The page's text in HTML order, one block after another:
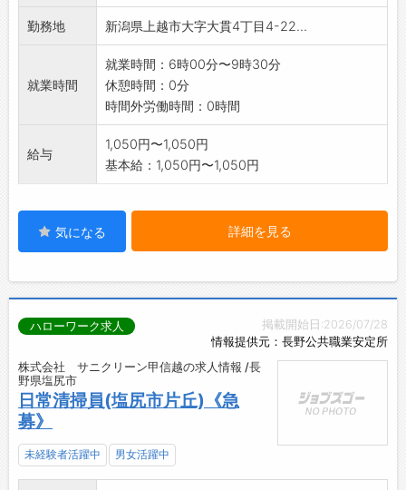
※8名所属し、5体制で清掃作業を行います。
※60歳以上の方の応募も歓迎します。
【変更範囲:変更なし】
勤務地 新潟県上越市大字大貫4丁目4-22...
就業時間
就業時間：6時00分〜9時30分
休憩時間：0分
時間外労働時間：0時間
給与
1,050円〜1,050円
基本給：1,050円〜1,050円
気になる 詳細を見る
掲載開始日:2026/07/28
情報提供元：長野公共職業安定所
ハローワーク求人
株式会社 サニクリーン甲信越の求人情報 /長
野県塩尻市
日常清掃員(塩尻市片丘)《急
募》
未経験者活躍中 男女活躍中